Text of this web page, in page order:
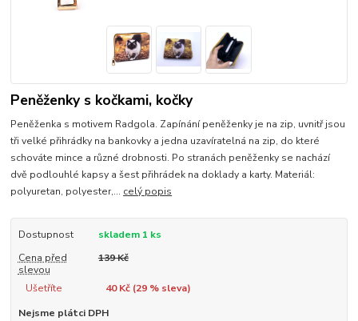
Peněženky s kočkami, kočky
Peněženka s motivem Radgola. Zapínání peněženky je na zip, uvnitř jsou
tři velké přihrádky na bankovky a jedna uzavíratelná na zip, do které
schováte mince a různé drobnosti. Po stranách peněženky se nachází
dvě podlouhlé kapsy a šest přihrádek na doklady a karty. Materiál:
polyuretan, polyester,... celý popis
Dostupnost
skladem 1 ks
Cena před
slevou
139 Kč
Ušetříte 40 Kč (29% sleva)
Nejsme plátci DPH